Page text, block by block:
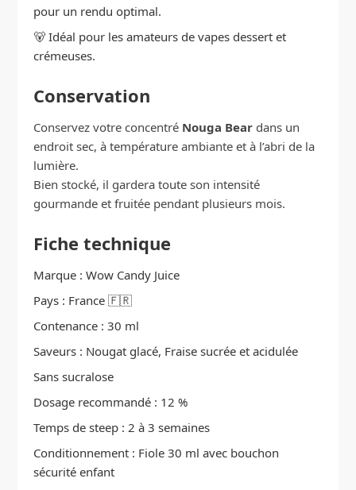
pour un rendu optimal.
🐻 Idéal pour les amateurs de vapes dessert et
crémeuses.
Conservation
Conservez votre concentré Nouga Bear dans un
endroit sec, à température ambiante et à l’abri de la
lumière.
Bien stocké, il gardera toute son intensité
gourmande et fruitée pendant plusieurs mois.
Fiche technique
Marque : Wow Candy Juice
Pays : France 🇫🇷
Contenance : 30 ml
Saveurs : Nougat glacé, Fraise sucrée et acidulée
Sans sucralose
Dosage recommandé : 12 %
Temps de steep : 2 à 3 semaines
Conditionnement : Fiole 30 ml avec bouchon
sécurité enfant